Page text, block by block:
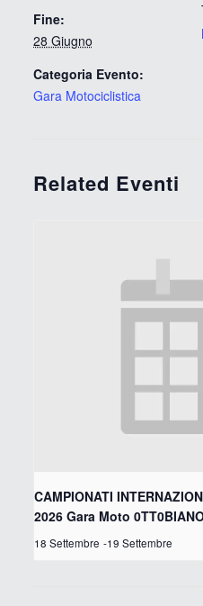
Fine:
28 Giugno
Categoria Evento:
Gara Motociclistica
Related Eventi
CAMPIONATI
2026 Gara Moto
18 Settembre -19 Settembre